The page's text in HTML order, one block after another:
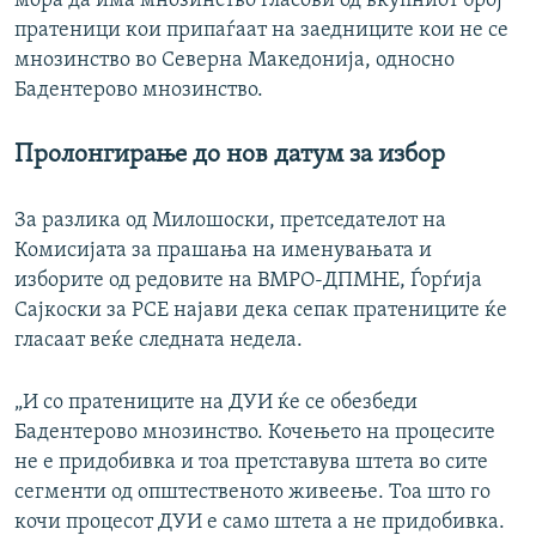
пратеници кои припаѓаат на заедниците кои не се
мнозинство во Северна Македонија, односно
Бадентерово мнозинство.
Пролонгирање до нов датум за избор
За разлика од Милошоски, претседателот на
Комисијата за прашања на именувањата и
изборите од редовите на ВМРО-ДПМНЕ, Ѓорѓија
Сајкоски за РСЕ најави дека сепак пратениците ќе
гласаат веќе следната недела.
„И со пратениците на ДУИ ќе се обезбеди
Бадентерово мнозинство. Кочењето на процесите
не е придобивка и тоа претставува штета во сите
сегменти од општественото живеење. Тоа што го
кочи процесот ДУИ е само штета а не придобивка.